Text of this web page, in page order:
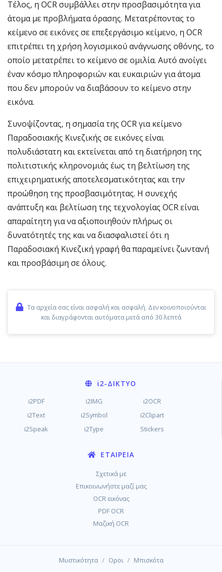
Τέλος, η OCR συμβάλλει στην προσβασιμότητα για
άτομα με προβλήματα όρασης. Μετατρέποντας το
κείμενο σε εικόνες σε επεξεργάσιμο κείμενο, η OCR
επιτρέπει τη χρήση λογισμικού ανάγνωσης οθόνης, το
οποίο μετατρέπει το κείμενο σε ομιλία. Αυτό ανοίγει
έναν κόσμο πληροφοριών και ευκαιριών για άτομα
που δεν μπορούν να διαβάσουν το κείμενο στην
εικόνα.
Συνοψίζοντας, η σημασία της OCR για κείμενο
Παραδοσιακής Κινεζικής σε εικόνες είναι
πολυδιάστατη και εκτείνεται από τη διατήρηση της
πολιτιστικής κληρονομιάς έως τη βελτίωση της
επιχειρηματικής αποτελεσματικότητας και την
προώθηση της προσβασιμότητας. Η συνεχής
ανάπτυξη και βελτίωση της τεχνολογίας OCR είναι
απαραίτητη για να αξιοποιηθούν πλήρως οι
δυνατότητές της και να διασφαλιστεί ότι η
Παραδοσιακή Κινεζική γραφή θα παραμείνει ζωντανή
και προσβάσιμη σε όλους.
Τα αρχεία σας είναι ασφαλή και ασφαλή. Δεν κοινοποιούνται
και διαγράφονται αυτόματα μετά από 30 λεπτά
i2-ΔΊΚΤΥΟ
i2PDF i2IMG
i2OCR
i2Text
i2Symbol
i2Clipart
i2Speak
i2Type Stickers
ΕΤΑΙΡΕΊΑ
Σχετικά με
Επικοινωνήστε μαζί μας
OCR εικόνας
PDF OCR
Μαζική OCR
Μυστικότητα / Οροι / Μπισκότα